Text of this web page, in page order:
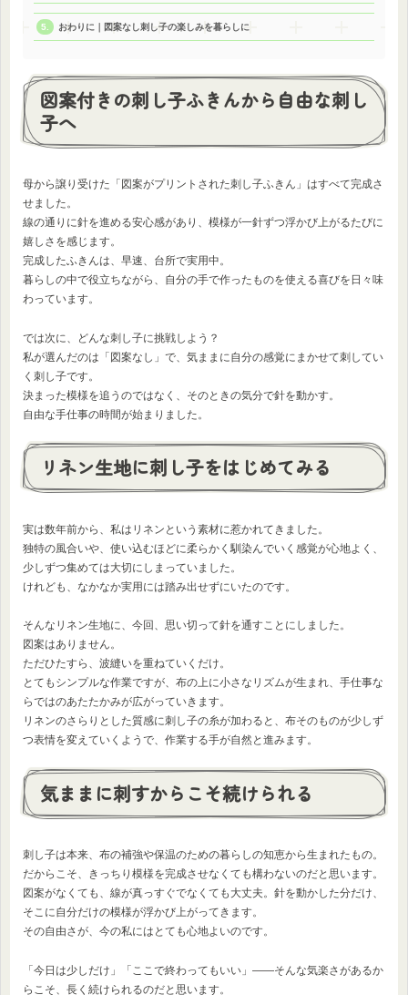
おわりに｜図案なし刺し子の楽しみを暮らしに
図案付きの刺し子ふきんから自由な刺し
子へ
母から譲り受けた「図案がプリントされた刺し子ふきん」はすべて完成さ
せました。
線の通りに針を進める安心感があり、模様が一針ずつ浮かび上がるたびに
嬉しさを感じます。
完成したふきんは、早速、台所で実用中。
暮らしの中で役立ちながら、自分の手で作ったものを使える喜びを日々味
わっています。
では次に、どんな刺し子に挑戦しよう？
私が選んだのは「図案なし」で、気ままに自分の感覚にまかせて刺してい
く刺し子です。
決まった模様を追うのではなく、そのときの気分で針を動かす。
自由な手仕事の時間が始まりました。
リネン生地に刺し子をはじめてみる
実は数年前から、私はリネンという素材に惹かれてきました。
独特の風合いや、使い込むほどに柔らかく馴染んでいく感覚が心地よく、
少しずつ集めては大切にしまっていました。
けれども、なかなか実用には踏み出せずにいたのです。
そんなリネン生地に、今回、思い切って針を通すことにしました。
図案はありません。
ただひたすら、波縫いを重ねていくだけ。
とてもシンプルな作業ですが、布の上に小さなリズムが生まれ、手仕事な
らではのあたたかみが広がっていきます。
リネンのさらりとした質感に刺し子の糸が加わると、布そのものが少しず
つ表情を変えていくようで、作業する手が自然と進みます。
気ままに刺すからこそ続けられる
刺し子は本来、布の補強や保温のための暮らしの知恵から生まれたもの。
だからこそ、きっちり模様を完成させなくても構わないのだと思います。
図案がなくても、線が真っすぐでなくても大丈夫。針を動かした分だけ、
そこに自分だけの模様が浮かび上がってきます。
その自由さが、今の私にはとても心地よいのです。
「今日は少しだけ」「ここで終わってもいい」――そんな気楽さがあるか
らこそ、長く続けられるのだと思います。